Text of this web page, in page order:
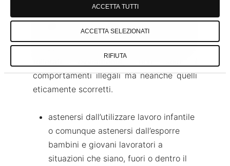
ACCETTA TUTTI
ACCETTA SELEZIONATI
RIFIUTA
funzione, sono chiamati a mantenere un
comportamento eticamente corretto nel
trattare con colleghi, clienti, fornitori,
concorrenti, enti pubblici. Non sono
tollerati, ovviamente, non solo i
comportamenti illegali ma neanche quelli
eticamente scorretti.
astenersi dall’utilizzare lavoro infantile
o comunque astenersi dall’esporre
bambini e giovani lavoratori a
situazioni che siano, fuori o dentro il